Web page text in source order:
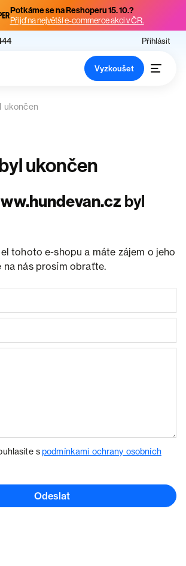
Potkáme se na Reshoperu 15. 10.?
Přijď na největší e-commerce akci v ČR.
Přihlásit
Vyzkoušet
ukončen
ukončen
byl
tohoto e-shopu a máte zájem o jeho
na nás prosím obraťte.
spodmínkami ochrany osobních
Odeslat